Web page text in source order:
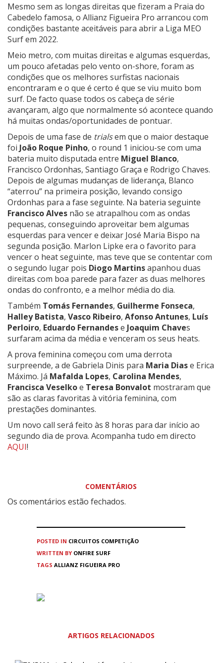
Mesmo sem as longas direitas que fizeram a Praia do
Cabedelo famosa, o Allianz Figueira Pro arrancou com
condições bastante aceitáveis para abrir a Liga MEO
Surf em 2022.
Meio metro, com muitas direitas e algumas esquerdas,
um pouco afetadas pelo vento on-shore, foram as
condições que os melhores surfistas nacionais
encontraram e o que é certo é que se viu muito bom
surf. De facto quase todos os cabeça de série
avançaram, algo que normalmente só acontece quando
há muitas ondas/oportunidades de pontuar.
Depois de uma fase de trialsem que o maior destaque
foi João Roque Pinho, o round 1 iniciou-se com uma
bateria muito disputada entre Miguel Blanco,
Francisco Ordonhas, Santiago Graça e Rodrigo Chaves.
Depois de algumas mudanças de liderança, Blanco
“aterrou” na primeira posição, levando consigo
Ordonhas para a fase seguinte. Na bateria seguinte
Francisco Alves não se atrapalhou com as ondas
pequenas, conseguindo aproveitar bem algumas
esquerdas para vencer e deixar José Maria Bispo na
segunda posição. Marlon Lipke era o favorito para
vencer o heat seguinte, mas teve que se contentar com
o segundo lugar pois Diogo Martinsapanhou duas
direitas com boa parede para fazer as duas melhores
ondas do confronto, e a melhor média do dia.
Também Tomás Fernandes, Guilherme Fonseca,
Halley Batista, Vasco Ribeiro, Afonso Antunes, Luís
Perloiro, Eduardo Fernandese Joaquim Chaves
surfaram acima da média e venceram os seus heats.
A prova feminina começou com uma derrota
surpreende, a de Gabriela Dinis para Maria Diase Erica
Máximo. Já Mafalda Lopes, Carolina Mendes,
Francisca Veselkoe Teresa Bonvalot mostraram que
são as claras favoritas à vitória feminina, com
prestações dominantes.
Um novo call será feito às 8 horas para dar início ao
segundo dia de prova. Acompanha tudo em directo
AQUI!
COMENTÁRIOS
Os comentários estão fechados.
POSTED IN CIRCUITOS COMPETIÇÃO
WRITTEN BY ONFIRE SURF
TAGS ALLIANZ FIGUEIRA PRO
ARTIGOS RELACIONADOS